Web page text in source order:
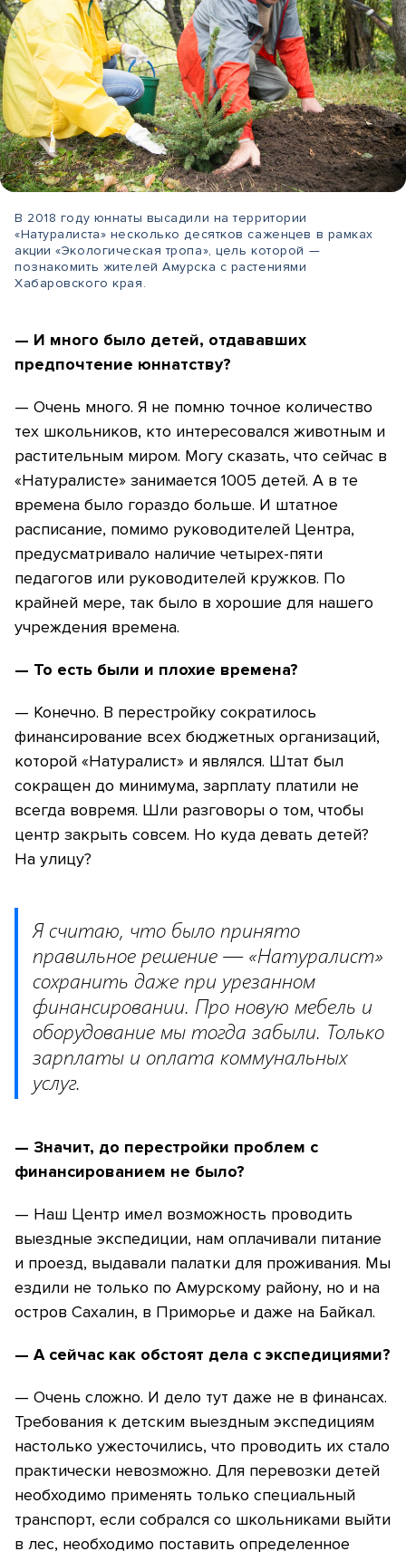
В 2018 году юннаты высадили на территории
«Натуралиста» несколько десятков саженцев в рамках
акции «Экологическая тропа», цель которой —
познакомить жителей Амурска с растениями
Хабаровского края.
— И много было детей, отдававших
предпочтение юннатству?
— Очень много. Я не помню точное количество
тех школьников, кто интересовался животным и
растительным миром. Могу сказать, что сейчас в
«Натуралисте» занимается 1005 детей. А в те
времена было гораздо больше. И штатное
расписание, помимо руководителей Центра,
предусматривало наличие четырех-пяти
педагогов или руководителей кружков. По
крайней мере, так было в хорошие для нашего
учреждения времена.
— То есть были и плохие времена?
— Конечно. В перестройку сократилось
финансирование всех бюджетных организаций,
которой «Натуралист» и являлся. Штат был
сокращен до минимума, зарплату платили не
всегда вовремя. Шли разговоры о том, чтобы
центр закрыть совсем. Но куда девать детей?
На улицу?
Я считаю, что было принято
правильное решение — «Натуралист»
сохранить даже при урезанном
финансировании. Про новую мебель и
оборудование мы тогда забыли. Только
зарплаты и оплата коммунальных
услуг.
— Значит, до перестройки проблем с
финансированием не было?
— Наш Центр имел возможность проводить
выездные экспедиции, нам оплачивали питание
и проезд, выдавали палатки для проживания. Мы
ездили не только по Амурскому району, но и на
остров Сахалин, в Приморье и даже на Байкал.
— А сейчас как обстоят дела с экспедициями?
— Очень сложно. И дело тут даже не в финансах.
Требования к детским выездным экспедициям
настолько ужесточились, что проводить их стало
практически невозможно. Для перевозки детей
необходимо применять только специальный
транспорт, если собрался со школьниками выйти
в лес, необходимо поставить определенное